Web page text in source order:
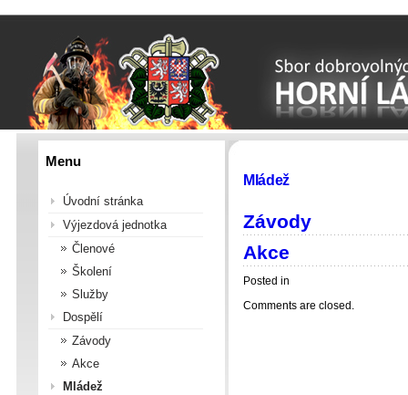
Mládež
Závody
Akce
Posted in
Comments are closed.
Menu
Úvodní stránka
Výjezdová jednotka
Členové
Školení
Služby
Dospělí
Závody
Akce
Mládež